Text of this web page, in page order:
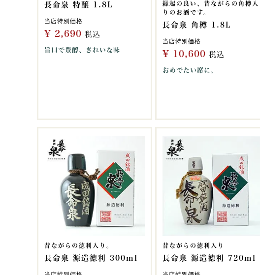
長命泉 特醸 1.8L
当店特別価格
¥ 2,690 税込
旨口で豊醇、きれいな味
縁起の良い、昔ながらの角樽入
りのお酒です。
長命泉 角樽 1.8L
当店特別価格
¥ 10,600 税込
おめでたい席に。
昔ながらの徳利入り。
長命泉 源造徳利 300ml
昔ながらの徳利入り
長命泉 源造徳利 720ml